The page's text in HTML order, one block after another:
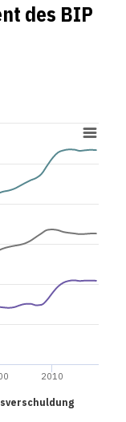
des BIP
2010